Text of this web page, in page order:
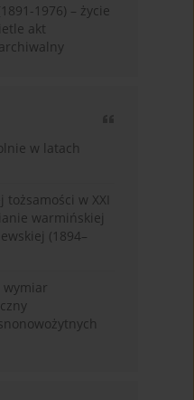
1976) – życie
akt
w latach
w XXI
warmińskiej
(1894–
wymiar